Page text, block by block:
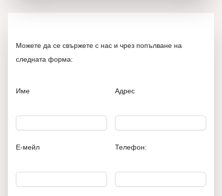
Можете да се свържете с нас и чрез попълване на
следната форма:
Име
Е-мейл
Адрес
Телефон: